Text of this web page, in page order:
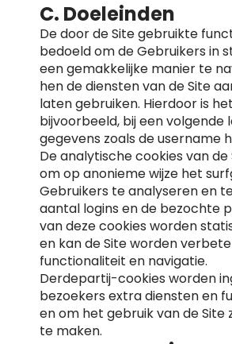
C. Doeleinden
De door de Site gebruikte
bedoeld om de Gebruikers in
een gemakkelijke manier te
hen de diensten van de Site
laten gebruiken. Hierdoor is
bijvoorbeeld, bij een volgende
gegevens zoals de username
De analytische cookies van
om op anonieme wijze het
Gebruikers te analyseren en
aantal logins en de bezochte
van deze cookies worden
en kan de Site worden
functionaliteit en navigatie.
Derdepartij-cookies worden
bezoekers extra diensten en
en om het gebruik van de Site
te maken.